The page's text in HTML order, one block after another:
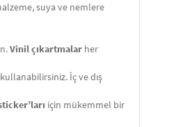
suya ve nemlere
Vinil çıkartmalar her
İç ve dış
için mükemmel bir